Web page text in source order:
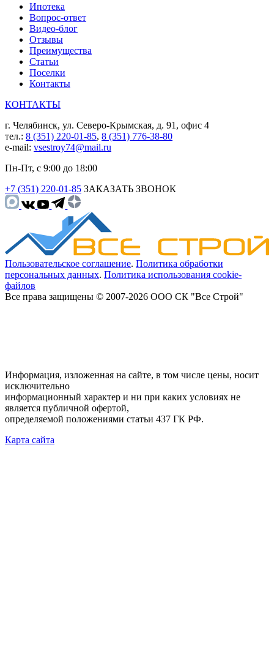
Ипотека
Вопрос-ответ
Видео-блог
Отзывы
Преимущества
Статьи
Поселки
Контакты
КОНТАКТЫ
г. Челябинск, ул. Северо-Крымская, д. 91, офис 4
тел.: 8 (351) 220-01-85, 8 (351) 776-38-80
e-mail: vsestroy74@mail.ru
Пн-Пт, с 9:00 до 18:00
+7 (351) 220-01-85 ЗАКАЗАТЬ ЗВОНОК
Пользовательское соглашение. Политика обработки
персональных данных. Политика использования cookie-
файлов
Все права защищены © 2007-2026 ООО СК "Все Строй"
Информация, изложенная на сайте, в том числе цены, носит
исключительно
информационный характер и ни при каких условиях не
является публичной офертой,
определяемой положениями статьи 437 ГК РФ.
Карта сайта